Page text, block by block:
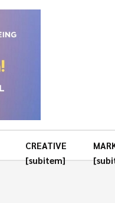
CREATIVE
[subitem]